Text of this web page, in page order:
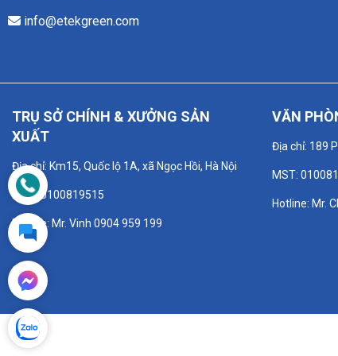
info@etekgreen.com
TRỤ SỞ CHÍNH & XƯỞNG SẢN
XUẤT
Địa chỉ: Km15, Quốc lộ 1A, xã Ngọc Hồi, Hà Nội
MST: 0100819515
Hotline: Mr. Vinh 0904 959 199
VĂN
Địa chỉ: 189
MST:
Hotline: Mr.